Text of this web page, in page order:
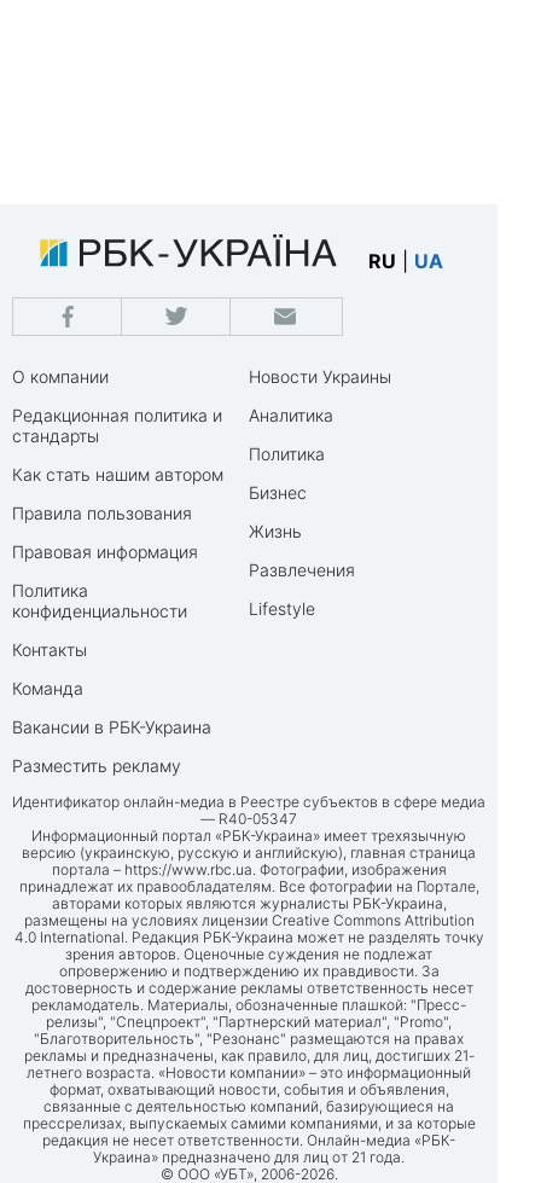
RU UA
О компании
Редакционная политика и
стандарты
Как стать нашим автором
Правила пользования
Правовая информация
Политика
конфиденциальности
Контакты
Команда
Вакансии в РБК-Украина
Разместить рекламу
Новости Украины
Аналитика
Политика
Бизнес
Жизнь
Развлечения
Lifestyle
Идентификатор онлайн-медиа в Реестре субъектов в сфере медиа
— R40-05347
Информационный портал «РБК-Украина» имеет трехязычную
версию (украинскую, русскую и английскую), главная страница
портала – https://www.rbc.ua. Фотографии, изображения
принадлежат их правообладателям. Все фотографии на Портале,
авторами которых являются журналисты РБК-Украина,
размещены на условиях лицензии Creative Commons Attribution
4.0 International. Редакция РБК-Украина может не разделять точку
зрения авторов. Оценочные суждения не подлежат
опровержению и подтверждению их правдивости. За
достоверность и содержание рекламы ответственность несет
рекламодатель. Материалы, обозначенные плашкой: "Пресс-
релизы", "Спецпроект", "Партнерский материал", "Promo",
"Благотворительность", "Резонанс" размещаются на правах
рекламы и предназначены, как правило, для лиц, достигших 21-
летнего возраста. «Новости компании» – это информационный
формат, охватывающий новости, события и объявления,
связанные с деятельностью компаний, базирующиеся на
прессрелизах, выпускаемых самими компаниями, и за которые
редакция не несет ответственности. Онлайн-медиа «РБК-
Украина» предназначено для лиц от 21 года.
© ООО «УБТ», 2006-2026.